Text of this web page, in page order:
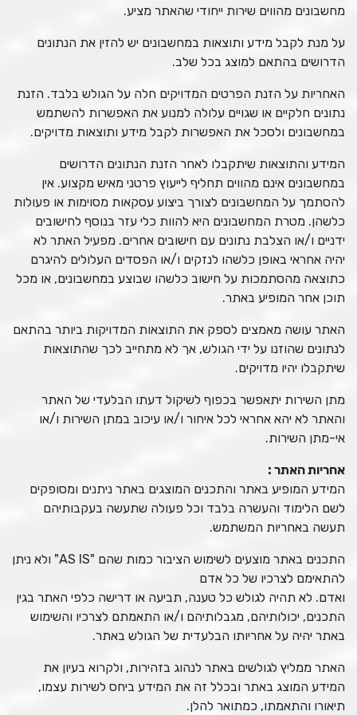
מחשבונים מהווים שירות ייחודי שהאתר מציע.
על מנת לקבל מידע ותוצאות במחשבונים יש להזין את הנתונים
הדרושים בהתאם למוצג בכל שלב.
האחריות על הזנת הפרטים המדויקים חלה על הגולש בלבד. הזנת
נתונים חלקיים או שגויים עלולה למנוע את האפשרות להשתמש
במחשבונים ולסכל את האפשרות לקבל מידע ותוצאות מדויקים.
המידע והתוצאות שיתקבלו לאחר הזנת הנתונים הדרושים
במחשבונים אינם מהווים תחליף לייעוץ פרטני מאיש מקצוע. אין
להסתמך על המחשבונים לצורך ביצוע עסקאות מסוימות או פעולות
כלשהן. מטרת המחשבונים היא להוות כלי עזר בנוסף לחישובים
ידניים ו/או הצלבת נתונים עם חישובים אחרים. מפעיל האתר לא
יהיה אחראי באופן כלשהו לנזקים ו/או הפסדים העלולים להיגרם
כתוצאה מהסתמכות על חישוב כלשהו שבוצע במחשבונים, או מכל
תוכן אחר המופיע באתר.
האתר עושה מאמצים לספק את התוצאות המדויקות ביותר בהתאם
לנתונים שהוזנו על ידי הגולש, אך לא מתחייב לכך שהתוצאות
שיתקבלו יהיו מדויקים.
מתן השירות יתאפשר בכפוף לשיקול דעתו הבלעדי של האתר
והאתר לא יהא אחראי לכל איחור ו/או עיכוב במתן השירות ו/או
אי-מתן השירות.
אחריות האתר :
המידע המופיע באתר והתכנים המוצגים באתר ניתנים ומסופקים
לשם הלימוד והעשרה בלבד וכל פעולה שתעשה בעקבותיהם
תעשה באחריות המשתמש.
התכנים באתר מוצעים לשימוש הציבור כמות שהם "AS IS" ולא ניתן
להתאימם לצרכיו של כל אדם
ואדם. לא תהיה לגולש כל טענה, תביעה או דרישה כלפי האתר בגין
התכנים, יכולותיהם, מגבלותיהם ו/או התאמתם לצרכיו והשימוש
באתר יהיה על אחריותו הבלעדית של הגולש באתר.
האתר ממליץ לגולשים באתר לנהוג בזהירות, ולקרוא בעיון את
המידע המוצג באתר ובכלל זה את המידע ביחס לשירות עצמו,
תיאורו והתאמתו, כמתואר להלן.